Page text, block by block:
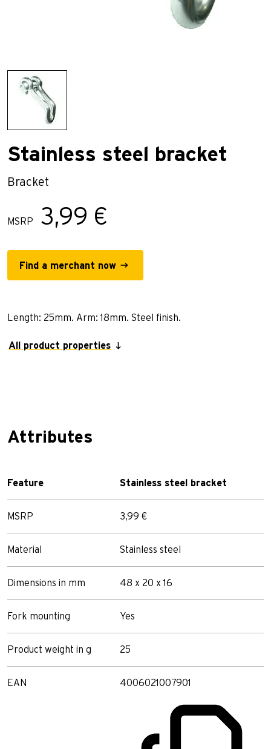
Stainless steel bracket
Bracket
MSRP 3,99 €
Find a merchant now
Length: 25mm. Arm: 18mm. Steel finish.
All product properties
Attributes
Feature Stainless steel bracket
MSRP 3,99 €
Material Stainless steel
Dimensions in mm 48 x 20 x 16
Fork mounting Yes
Product weight in g 25
EAN 4006021007901